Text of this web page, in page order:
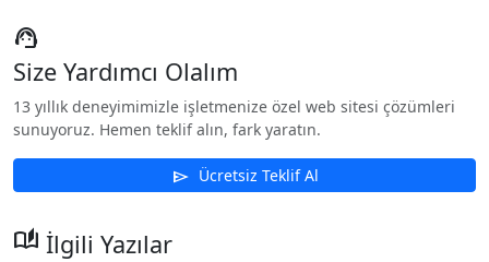
support_agent
Size Yardımcı Olalım
13 yıllık deneyimimizle işletmenize özel web sitesi çözümleri
sunuyoruz. Hemen teklif alın, fark yaratın.
send Ücretsiz Teklif Al
auto_stories İlgili Yazılar